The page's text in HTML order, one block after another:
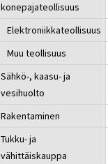
konepajateollisuus
Elektroniikkateollisuus
Muu teollisuus
Sähkö-, kaasu- ja
vesihuolto
Rakentaminen
Tukku- ja
vähittäiskauppa